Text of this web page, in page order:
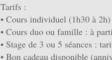
Tarifs :
• Cours individuel (1h30 à
• Cours duo ou famille : à
• Stage de 3 ou 5 séances :
• Bon cadeau disponible